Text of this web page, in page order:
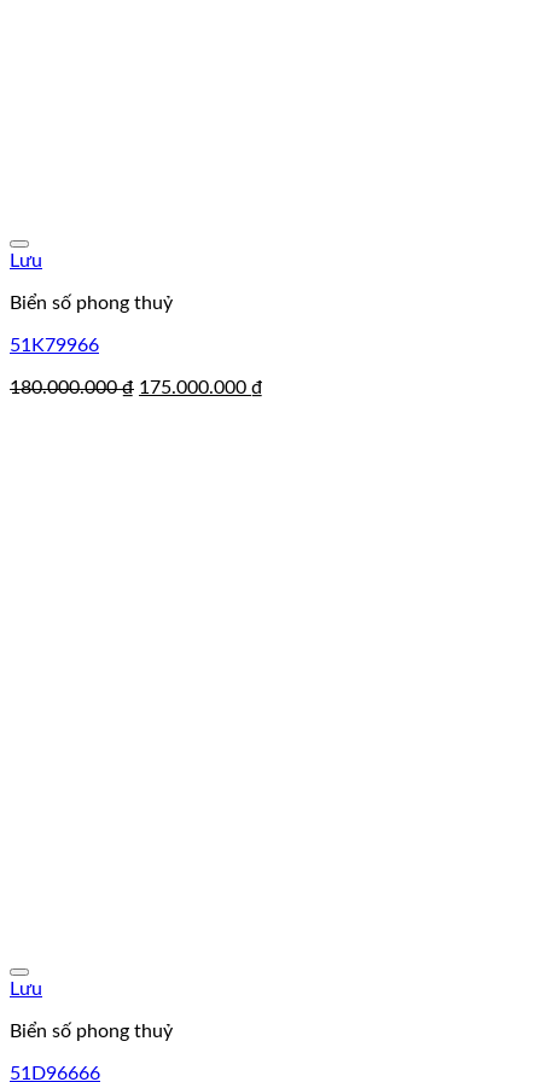
Lưu
Biển số phong thuỷ
51K79966
180.000.000₫ Giá
175.000.000 ₫
Lưu
Biển số phong thuỷ
51D96666